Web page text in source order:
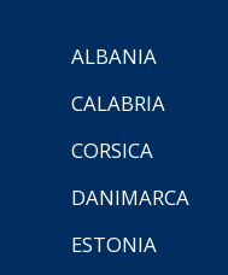
ALBANIA
CALABRIA
CORSICA
DANIMARCA
ESTONIA